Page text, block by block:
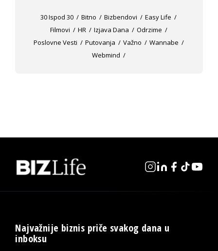
30 Ispod 30 Bitno Bizbendovi
Easy Life
Filmovi
HR Izjava Dana
Odrzime
Poslovne Vesti
Putovanja Važno
Wannabe
Webmind
Najvažnije biznis priče svakog dana u
inboksu